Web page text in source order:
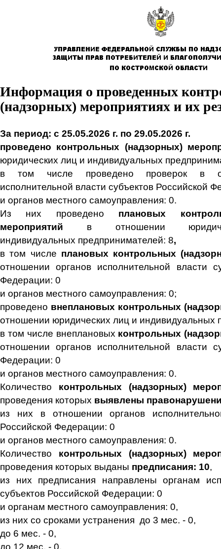
Информация о проведенных
(надзорных) мероприятиях и их
За период: с 25.05.2026 г. по 29.05.2026 г.
проведено контрольных (надзорных)
юридических лиц и индивидуальных
в том числе проведено проверок в
исполнительной власти субъектов Российской
и органов местного самоуправления: 0.
Из них проведено плановых
мероприятий в отношении
индивидуальных предпринимателей: 8,
в том числе плановых контрольных
отношении органов исполнительной власти
Федерации: 0
и органов местного самоуправления: 0;
проведено внеплановых контрольных
отношении юридических лиц и индивидуальных
в том числе внеплановых контрольных
отношении органов исполнительной власти
Федерации: 0
и органов местного самоуправления: 0.
Количество контрольных (надзорных)
проведения которых выявлены
из них в отношении органов
Российской Федерации: 0
и органов местного самоуправления: 0.
Количество контрольных (надзорных)
проведения которых выданы предписания: 10,
из них предписания направлены органам
субъектов Российской Федерации: 0
и органам местного самоуправления: 0,
из них со сроками устранения до 3 мес. - 0,
до 6 мес. - 0,
до 12 мес. - 0.